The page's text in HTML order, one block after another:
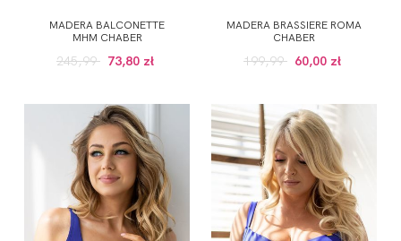
MADERA BALCONETTE
MHM CHABER
245,99 73,80 zł
MADERA BRASSIERE ROMA
CHABER
199,99 60,00 zł